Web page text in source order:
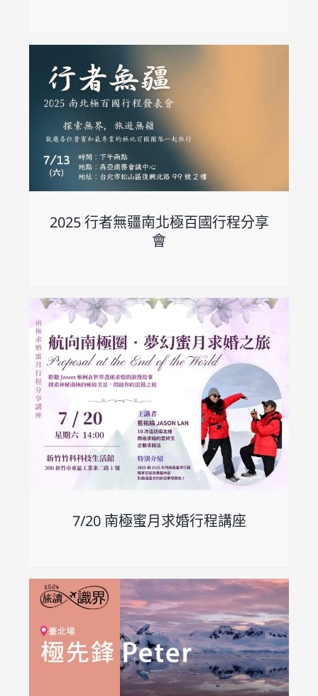
2025 行者無疆南北極百國行程分享
會
7/20 南極蜜月求婚行程講座